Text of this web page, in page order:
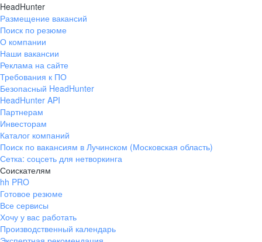
HeadHunter
Размещение вакансий
Поиск по резюме
О компании
Наши вакансии
Реклама на сайте
Требования к ПО
Безопасный HeadHunter
HeadHunter API
Партнерам
Инвесторам
Каталог компаний
Поиск по вакансиям в Лучинском (Московская область)
Сетка: соцсеть для нетворкинга
Соискателям
hh PRO
Готовое резюме
Все сервисы
Хочу у вас работать
Производственный календарь